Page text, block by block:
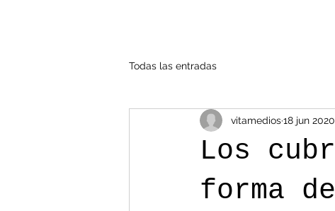
Todas las entradas
Los
forma
vitamedios18 jun 2020